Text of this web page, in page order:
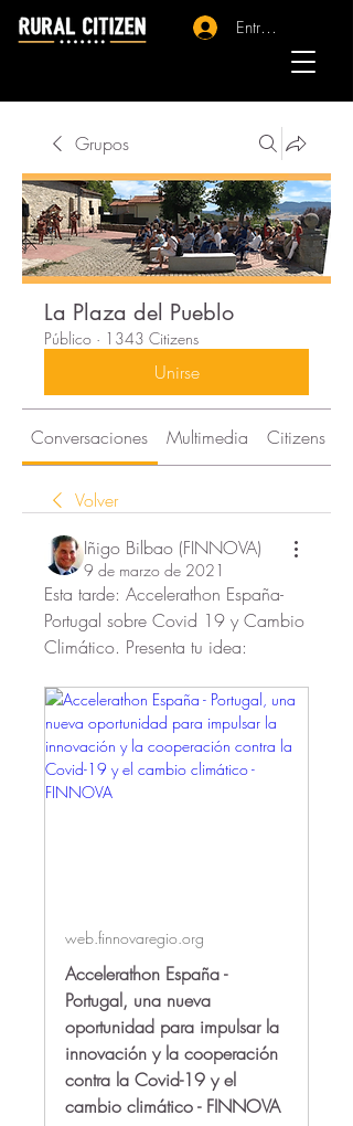
Entrar - Registro
Grupos
La Plaza del Pueblo
Público · 1343 Citizens
Unirse
Conversaciones Multimedia Citizens
Volver
Iñigo Bilbao (FINNOVA)
9 de marzo de 2021
Esta tarde: Accelerathon España-
Portugal sobre Covid 19 y Cambio
Climático. Presenta tu idea:
web.finnovaregio.org
Accelerathon España -
Portugal, una nueva
oportunidad para impulsar la
innovación y la cooperación
contra la Covid-19 y el
cambio climático - FINNOVA